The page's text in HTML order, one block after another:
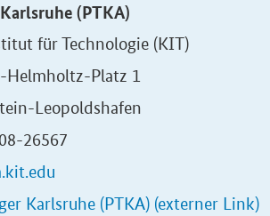
(PTKA)
für Technologie (KIT)
Helmholtz-Platz 1
Leopoldshafen
26567
Karlsruhe (PTKA) (externer Link)